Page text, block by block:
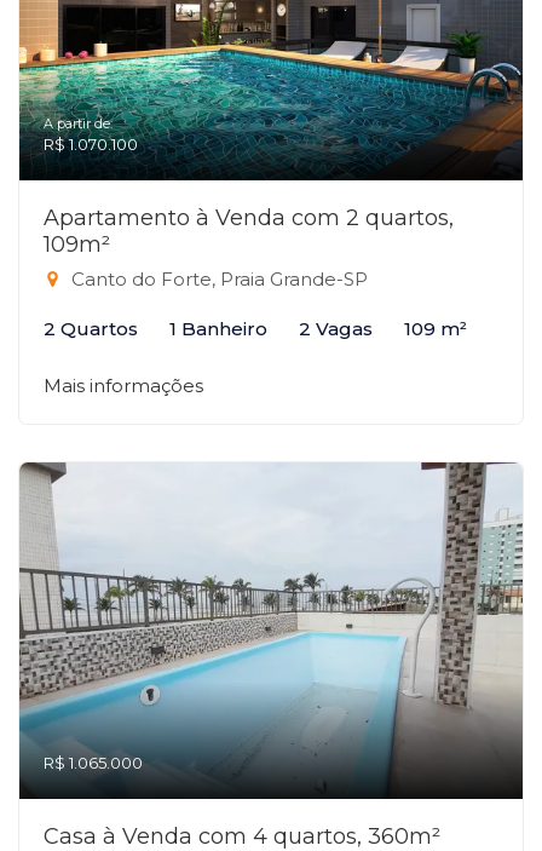
A partir de:
R$ 1.070.100
Apartamento à Venda com 2 quartos,
109m²
Canto do Forte, Praia Grande-SP
2 Quartos 1 Banheiro 2 Vagas 109 m²
Mais informações
R$ 1.065.000
Casa à Venda com 4 quartos, 360m²